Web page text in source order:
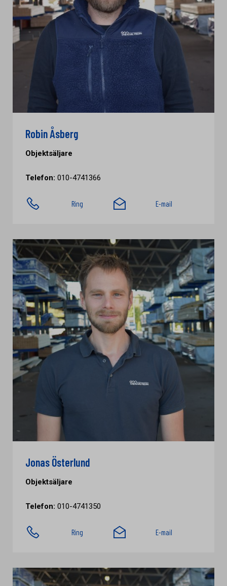
Robin Åsberg
Objektsäljare
Telefon: 010-4741366
Ring E-mail
Jonas Österlund
Objektsäljare
Telefon: 010-4741350
Ring E-mail